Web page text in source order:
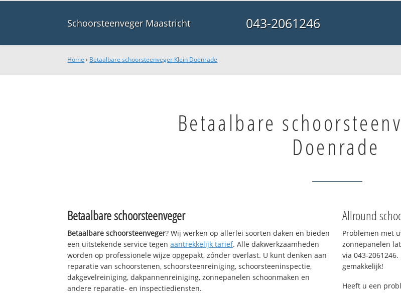
Schoorsteenveger Maastricht 043-2061246
Home › Betaalbare schoorsteenveger Klein Doenrade
Betaalbare
Doenrade
Betaalbare schoorsteenveger
Betaalbare schoorsteenveger? Wij werken op allerlei soorten daken en bieden
een uitstekende service tegenaantrekkelijk tarief. Alle dakwerkzaamheden
worden op professionele wijze opgepakt, zónder overlast. U kunt denken aan
reparatie van schoorstenen, schoorsteenreiniging, schoorsteeninspectie,
dakgevelreiniging, dakpannenreiniging, zonnepanelen schoonmaken en
andere reparatie- en inspectiediensten.
Allround
Problemen met
zonnepanelen
via 043-
gemakkelijk!
Heeft u een